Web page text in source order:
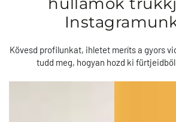
Kövesd profilunkat, ihletet meríts a gyors
tudd meg, hogyan hozd ki